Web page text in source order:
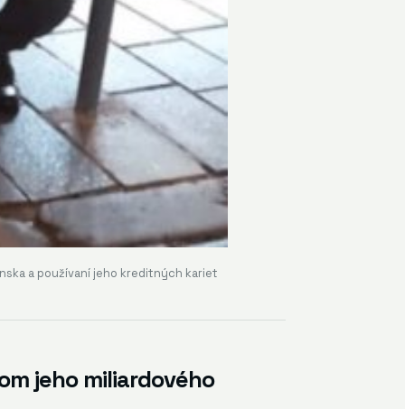
a používaní jeho kreditných kariet
jeho miliardového